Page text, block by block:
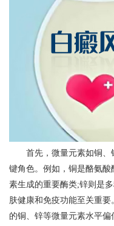
首先，微量元素如铜、
键角色。例如，铜是酪氨
素生成的重要酶类;锌则是
肤健康和免疫功能至关重
的铜、锌等微量元素水平偏